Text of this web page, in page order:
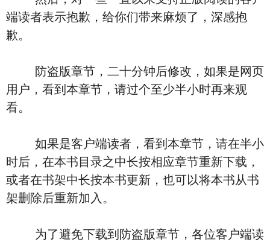
端读者表示抱歉，给你们带来麻烦了，深感抱
歉。
防盗版章节，二十分钟后修改，如果是网页
用户，看到本章节，请过个至少半小时再来观
看。
如果是客户端读者，看到本章节，请在半小
时后，在本书目录之中长按相应章节重新下载，
或者在书架中长按本书更新，也可以将本书从书
架删除后重新加入。
为了避免下载到防盗版章节，各位客户端读